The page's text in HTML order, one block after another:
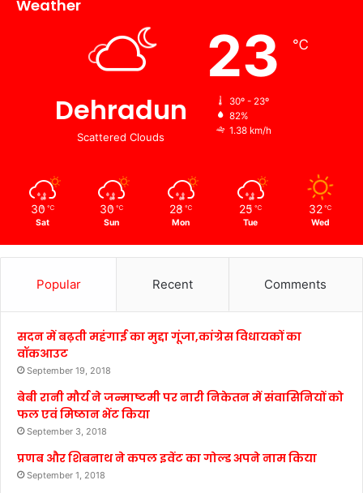
Weather
Dehradun
Scattered Clouds
23 ℃
30º - 23º
82%
1.38 km/h
30 ℃
Sat
30 ℃
Sun
28 ℃
Mon
25 ℃
Tue
32 ℃
Wed
Popular Recent Comments
सदन में बढ़ती महंगाई का मुद्दा गूंजा,कांग्रेस विधायकों का
वॉकआउट
September 19, 2018
बेबी रानी मौर्य ने जन्माष्टमी पर नारी निकेतन में संवासिनियों को
फल एवं मिष्ठान भेंट किया
September 3, 2018
प्रणब और शिबनाथ ने कपल इवेंट का गोल्ड अपने नाम किया
September 1, 2018